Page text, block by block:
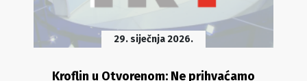
29. siječnja 2026.
Kroflin u Otvorenom: Ne prihvaćamo